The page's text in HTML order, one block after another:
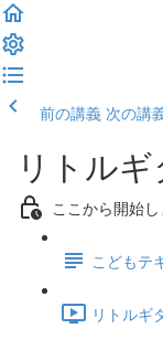
前の講義 次の講
リトルギ
ここから開始し
こどもテ
リトルギ